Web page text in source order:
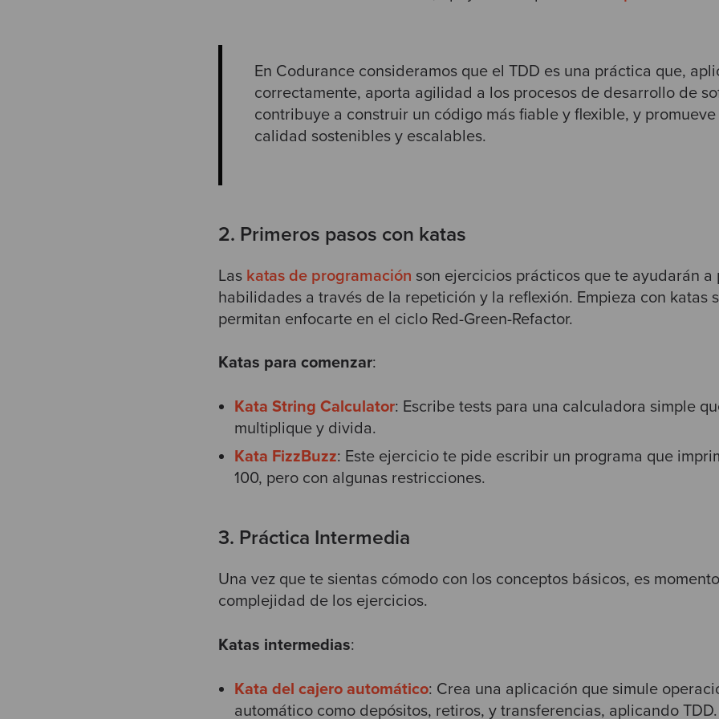
En Codurance consideramos que el TDD es una práctica que,
correctamente, aporta agilidad a los procesos de desarrollo de
contribuye a construir un código más fiable y flexible, y
calidad sostenibles y escalables.
2. Primeros pasos con katas
Las katas de programación son ejercicios prácticos que te ayudarán
habilidades a través de la repetición y la reflexión. Empieza con katas
permitan enfocarte en el ciclo Red-Green-Refactor.
Katas para comenzar:
Kata String Calculator: Escribe tests para una calculadora simple
multiplique y divida.
Kata FizzBuzz: Este ejercicio te pide escribir un programa que
100, pero con algunas restricciones.
3. Práctica Intermedia
Una vez que te sientas cómodo con los conceptos básicos, es
complejidad de los ejercicios.
Katas intermedias:
Kata del cajero automático: Crea una aplicación que simule
automático como depósitos, retiros, y transferencias, aplicando TDD.